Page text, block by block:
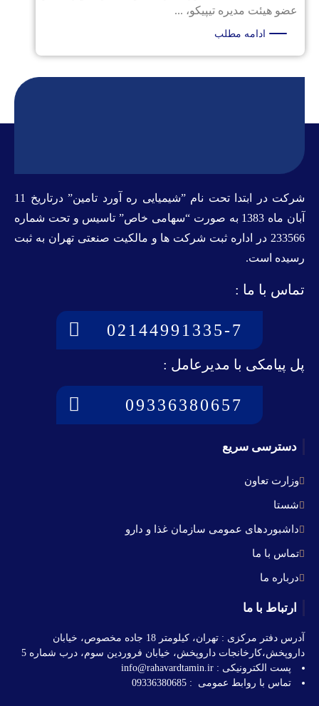
عضو هیئت مدیره تیپیکو، ...
ادامه مطلب
شرکت در ابتدا تحت نام ”شیمیایی ره آورد تامين” درتاريخ 11
آبان ماه 1383 به صورت “سهامی خاص” تاسيس و تحت شماره
233566 در اداره ثبت شرکت ها و مالکيت صنعتی تهران به ثبت
رسيده است.
تماس با ما :
02144991335-7
پل پیامکی با مدیرعامل :
09336380657
دسترسی سریع
وزارت تعاون
شستا
داشبوردهای عمومی سازمان غذا و دارو
تماس با ما
درباره ما
ارتباط با ما
آدرس دفتر مرکزی : تهران، کیلومتر 18 جاده مخصوص، خیابان
داروپخش،کارخانجات داروپخش، خیابان فروردین سوم، درب شماره 5
پست الکترونیکی : info@rahavardtamin.ir
تماس با روابط عمومی : 09336380685